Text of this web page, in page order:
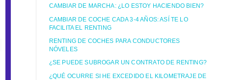
CAMBIAR DE MARCHA: ¿LO ESTOY HACIENDO BIEN?
CAMBIAR DE COCHE CADA 3-4 AÑOS: ASÍ TE LO
FACILITA EL RENTING
RENTING DE COCHES PARA CONDUCTORES
NÓVELES
¿SE PUEDE SUBROGAR UN CONTRATO DE RENTING?
¿QUÉ OCURRE SI HE EXCEDIDO EL KILOMETRAJE DE